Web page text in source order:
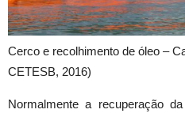
Cerco e recolhimento de óleo –
CETESB, 2016)
Normalmente a recuperação